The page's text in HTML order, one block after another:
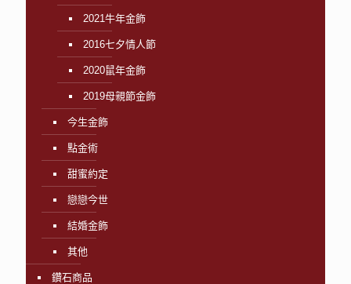
2021牛年金飾
2016七夕情人節
2020鼠年金飾
2019母親節金飾
今生金飾
點金術
甜蜜約定
戀戀今世
結婚金飾
其他
鑽石商品